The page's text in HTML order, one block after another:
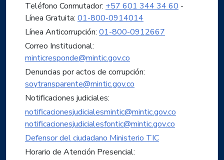
Teléfono Conmutador: +57 601 344 34 60 -
Línea Gratuita: 01-800-0914014
Línea Anticorrupción: 01-800-0912667
Correo Institucional:
minticresponde@mintic.gov.co
Denuncias por actos de corrupción:
soytransparente@mintic.gov.co
Notificaciones judiciales:
notificacionesjudicialesmintic@mintic.gov.co
notificacionesjudicialesfontic@mintic.gov.co
Defensor del ciudadano Ministerio TIC
Horario de Atención Presencial: